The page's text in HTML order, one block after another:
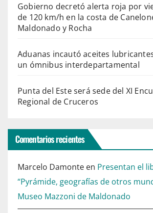
Gobierno decretó alerta roja por
de 120 km/h en la costa de
Maldonado y Rocha
Aduanas incautó aceites
un ómnibus interdepartamental
Punta del Este será sede del XI
Regional de Cruceros
Comentarios recientes
Marcelo Damonte en Presentan el
“Pyrámide, geografías de otros
Museo Mazzoni de Maldonado